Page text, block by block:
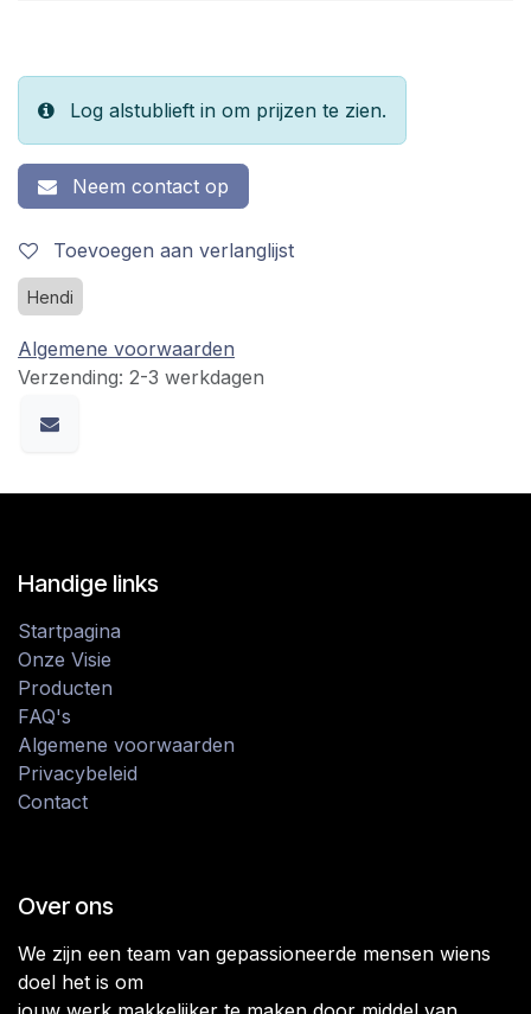
Log alstublieft in om prijzen te zien.
Neem contact op
Toevoegen aan verlanglijst
Hendi
Algemene voorwaarden
Verzending: 2-3 werkdagen
Handige links
Startpagina
Onze Visie
Producten
FAQ's
Algemene voorwaarden
Privacybeleid
Contact
Over ons
We zijn een team van gepassioneerde mensen wiens
doel het is om